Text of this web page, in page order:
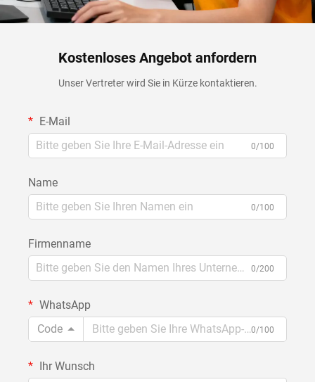
Kostenloses Angebot anfordern
Unser Vertreter wird Sie in Kürze kontaktieren.
E-Mail
0/100
Name
0/100
Firmenname
0/200
WhatsApp
Code
0/100
Ihr Wunsch